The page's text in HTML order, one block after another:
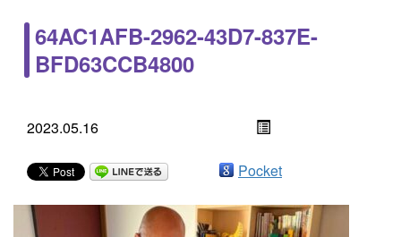
64AC1AFB-2962-43D7-837E-
BFD63CCB4800
2023.05.16
Pocket